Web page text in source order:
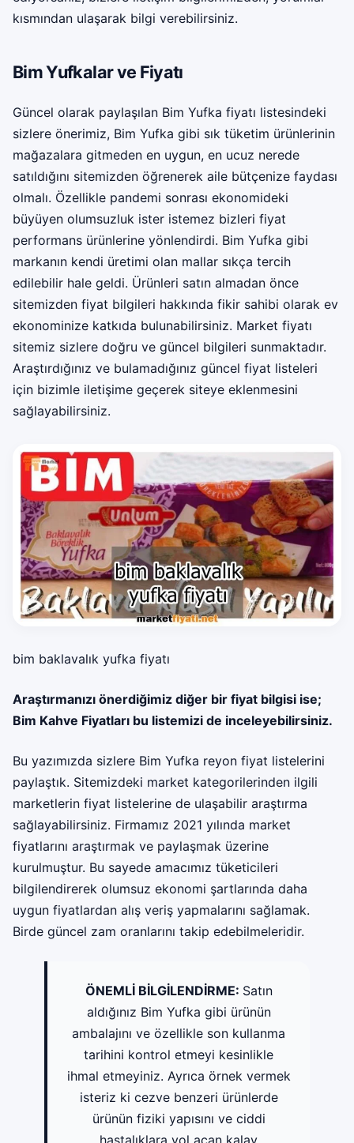
kısmından ulaşarak bilgi verebilirsiniz.
Bim Yufkalar ve Fiyatı
Güncel olarak paylaşılan Bim Yufka fiyatı listesindeki
sizlere önerimiz, Bim Yufka gibi sık tüketim ürünlerinin
mağazalara gitmeden en uygun, en ucuz nerede
satıldığını sitemizden öğrenerek aile bütçenize faydası
olmalı. Özellikle pandemi sonrası ekonomideki
büyüyen olumsuzluk ister istemez bizleri fiyat
performans ürünlerine yönlendirdi. Bim Yufka gibi
markanın kendi üretimi olan mallar sıkça tercih
edilebilir hale geldi. Ürünleri satın almadan önce
sitemizden fiyat bilgileri hakkında fikir sahibi olarak ev
ekonominize katkıda bulunabilirsiniz. Market fiyatı
sitemiz sizlere doğru ve güncel bilgileri sunmaktadır.
Araştırdığınız ve bulamadığınız güncel fiyat listeleri
için bizimle iletişime geçerek siteye eklenmesini
sağlayabilirsiniz.
bim baklavalık yufka fiyatı
Araştırmanızı önerdiğimiz diğer bir fiyat bilgisi ise;
Bim Kahve Fiyatları bu listemizi de inceleyebilirsiniz.
Bu yazımızda sizlere Bim Yufka reyon fiyat listelerini
paylaştık. Sitemizdeki market kategorilerinden ilgili
marketlerin fiyat listelerine de ulaşabilir araştırma
sağlayabilirsiniz. Firmamız 2021 yılında market
fiyatlarını araştırmak ve paylaşmak üzerine
kurulmuştur. Bu sayede amacımız tüketicileri
bilgilendirerek olumsuz ekonomi şartlarında daha
uygun fiyatlardan alış veriş yapmalarını sağlamak.
Birde güncel zam oranlarını takip edebilmeleridir.
ÖNEMLİ BİLGİLENDİRME: Satın
aldığınız Bim Yufka gibi ürünün
ambalajını ve özellikle son kullanma
tarihini kontrol etmeyi kesinlikle
ihmal etmeyiniz. Ayrıca örnek vermek
isteriz ki cezve benzeri ürünlerde
ürünün fiziki yapısını ve ciddi
hastalıklara yol açan kalay